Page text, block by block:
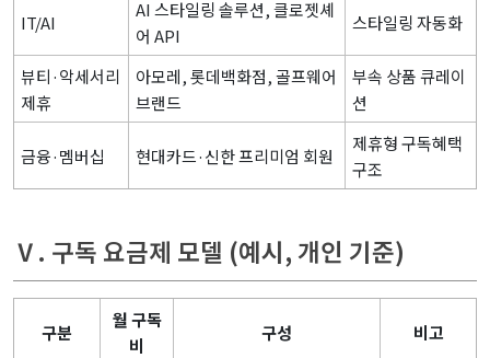
IT/AI
AI 스타일링 솔루션, 클로젯셰
어 API
스타일링 자동화
뷰티·악세서리
제휴
아모레, 롯데백화점, 골프웨어
브랜드
부속 상품 큐레이
션
금융·멤버십 현대카드·신한 프리미엄 회원
제휴형 구독혜택
구조
Ⅴ. 구독 요금제 모델 (예시, 개인 기준)
구분
월 구독
비
구성 비고